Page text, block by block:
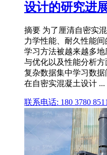
设计的研究进
摘要 为了厘清自密实
力学性能、耐久性能
学习方法被越来越多
与优化以及性能分析
复杂数据集中学习数
在自密实混凝土设计 ...
联系电话: 180 3780 8511